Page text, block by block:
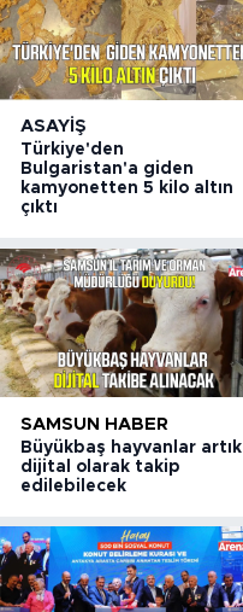
ASAYIŞ
Türkiye'den
Bulgaristan'a giden
kamyonetten 5 kilo altın
çıktı
SAMSUN HABER
Büyükbaş hayvanlar artık
dijital olarak takip
edilebilecek